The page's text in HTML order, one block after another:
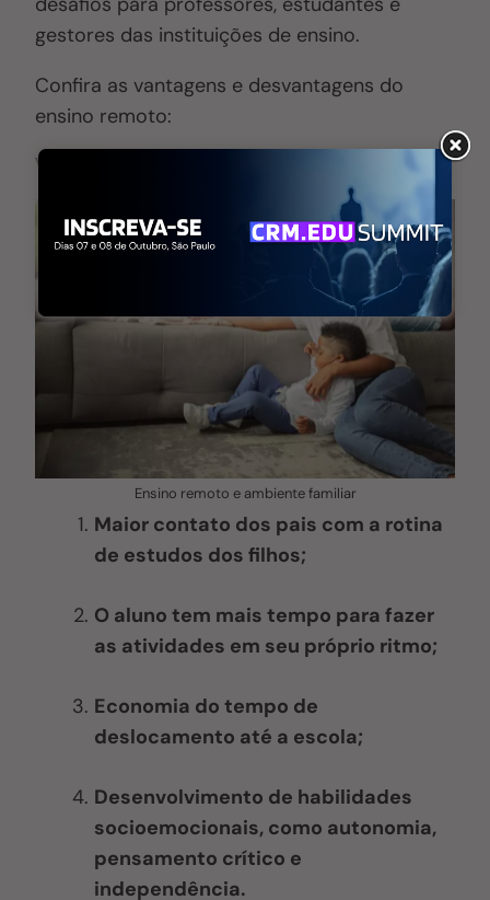
gestores das instituições de ensino.
Confira as vantagens e desvantagens do
ensino remoto:
Vantagens
Ensino remoto e ambiente familiar
Maior contato dos pais com a rotina
de estudos dos filhos;
O aluno tem mais tempo para fazer
as atividades em seu próprio ritmo;
Economia do tempo de
deslocamento até a escola;
Desenvolvimento de habilidades
socioemocionais, como autonomia,
pensamento crítico e
independência.